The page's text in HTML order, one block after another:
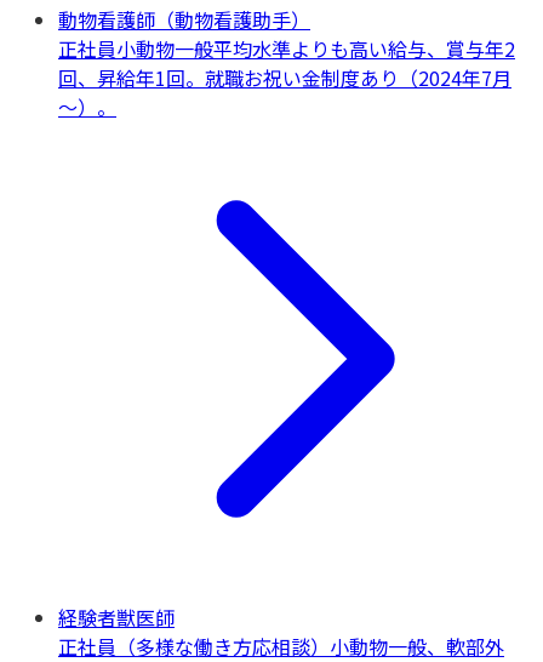
動物看護師（動物看護助手）
正社員小動物一般平均水準よりも高い給与、賞与年2
回、昇給年1回。就職お祝い金制度あり（2024年7月
～）。
経験者獣医師
正社員（多様な働き方応相談） 小動物一般、軟部外